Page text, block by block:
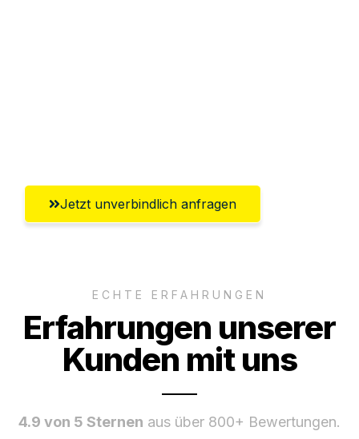
Jetzt unverbindlich anfragen
ECHTE ERFAHRUNGEN
Erfahrungen unserer
Kunden mit uns
4.9 von 5 Sternen aus über 800+ Bewertungen.